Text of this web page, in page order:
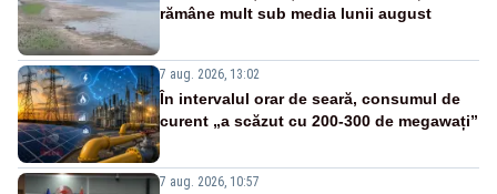
rămâne mult sub media lunii august
7 aug. 2026, 13:02
În intervalul orar de seară, consumul de
curent „a scăzut cu 200-300 de megawați”
7 aug. 2026, 10:57